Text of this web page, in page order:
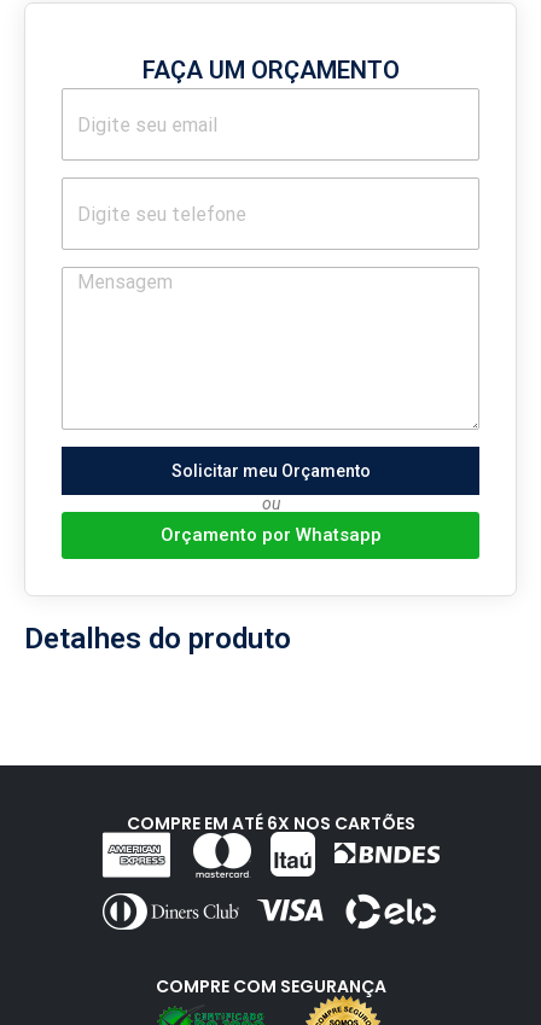
FAÇA UM ORÇAMENTO
Solicitar meu Orçamento
ou
Orçamento por Whatsapp
Detalhes do produto
COMPRE EM ATÉ 6X NOS CARTÕES
COMPRE COM SEGURANÇA